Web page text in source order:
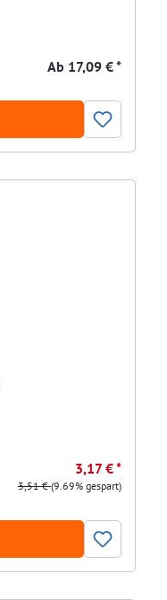
Ab 17,09 € *
3,17 € *
3,51 €(9.69% gespart)